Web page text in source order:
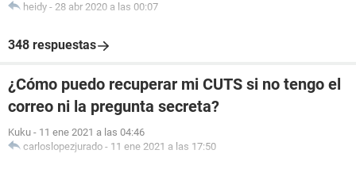
heidy - 28 abr 2020 a las 00:07
348 respuestas
¿Cómo puedo recuperar mi CUTS si no tengo el
correo ni la pregunta secreta?
Kuku - 11 ene 2021 a las 04:46
carloslopezjurado - 11 ene 2021 a las 17:50